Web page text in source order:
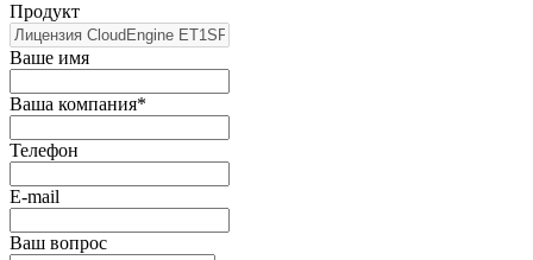
Продукт
Ваше имя
Ваша компания*
Телефон
E-mail
Ваш вопрос